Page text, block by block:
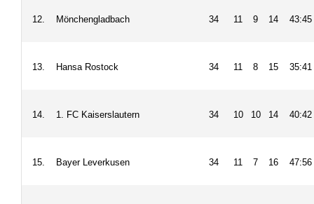
12. Mönchengladbach 34 11 9 14 43:45
13. Hansa Rostock 34 11 8 15 35:41
14. 1. FC Kaiserslautern 34 10 10 14 40:42
15. Bayer Leverkusen 34 11 7 16 47:56